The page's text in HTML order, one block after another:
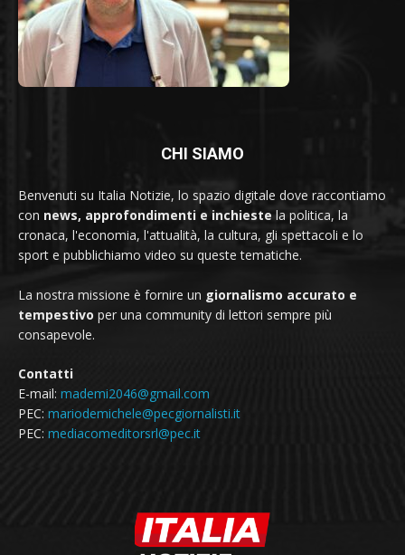
CHI SIAMO
Benvenuti su Italia Notizie, lo spazio digitale dove raccontiamo
con news, approfondimenti e inchieste la politica, la
cronaca, l'economia, l'attualità, la cultura, gli spettacoli e lo
sport e pubblichiamo video su queste tematiche.
La nostra missione è fornire un giornalismo accurato e
tempestivo per una community di lettori sempre più
consapevole.
Contatti
E-mail: mademi2046@gmail.com
PEC: mariodemichele@pecgiornalisti.it
PEC: mediacomeditorsrl@pec.it